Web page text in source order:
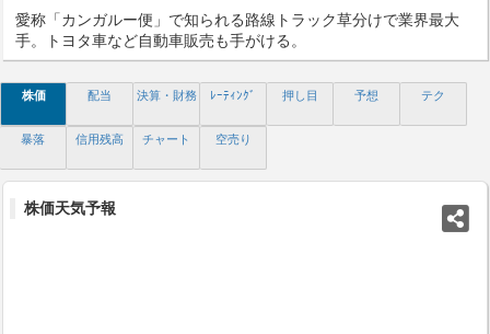
愛称「カンガルー便」で知られる路線トラック草分けで業界最大
手。トヨタ車など自動車販売も手がける。
株価 配当 決算・財務 ﾚｰﾃｨﾝｸﾞ 押し目 予想 テク
暴落 信用残高 チャート 空売り
株価天気予報